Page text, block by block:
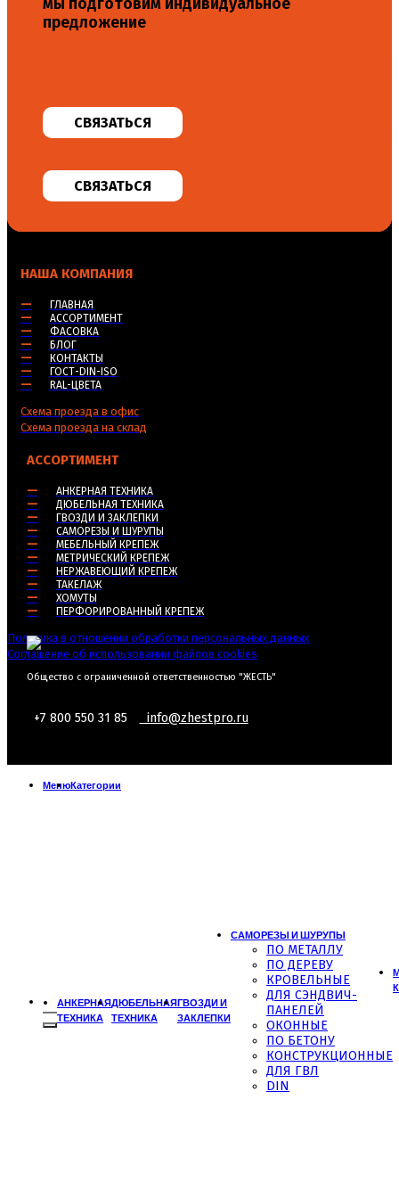
предложение
СВЯЗАТЬСЯ
СВЯЗАТЬСЯ
НАША КОМПАНИЯ
— ГЛАВНАЯ
— АССОРТИМЕНТ
— ФАСОВКА
— БЛОГ
— КОНТАКТЫ
— ГОСТ-DIN-ISO
— RAL-ЦВЕТА
Схема проезда в офис
Схема проезда на склад
АССОРТИМЕНТ
— АНКЕРНАЯ ТЕХНИКА
— ДЮБЕЛЬНАЯ ТЕХНИКА
— ГВОЗДИ И ЗАКЛЕПКИ
— САМОРЕЗЫ И ШУРУПЫ
— МЕБЕЛЬНЫЙ КРЕПЕЖ
— МЕТРИЧЕСКИЙ КРЕПЕЖ
— НЕРЖАВЕЮЩИЙ КРЕПЕЖ
— ТАКЕЛАЖ
— ХОМУТЫ
— ПЕРФОРИРОВАННЫЙ КРЕПЕЖ
Политика в отношении обработки персональных данных
Соглашение об использовании файлов cookies
Общество с ограниченной ответственностью "ЖЕСТЬ"
+7 800 550 31 85 info@zhestpro.ru
МенюКатегории
Искать:
АНКЕРНАЯ
ТЕХНИКА
ДЮБЕЛЬНАЯ
ТЕХНИКА
ГВОЗДИ И
ЗАКЛЕПКИ
САМОРЕЗЫ И ШУРУПЫ
ПО МЕТАЛЛУ
ПО ДЕРЕВУ
КРОВЕЛЬНЫЕ
ДЛЯ СЭНДВИЧ-
ПАНЕЛЕЙ
ОКОННЫЕ
ПО БЕТОНУ
КОНСТРУКЦИОННЫЕ
ДЛЯ ГВЛ
DIN